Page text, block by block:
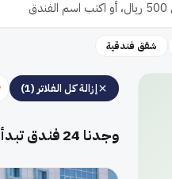
شقق فندقية
إزالة كل الفلاتر (1)
وجدنا 24فندق تبدأ من